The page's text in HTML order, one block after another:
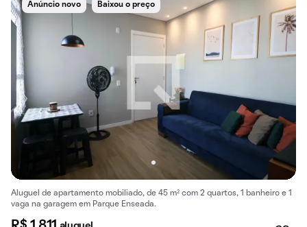
Anúncio novo Baixou o preço
Aluguel de apartamento mobiliado, de 45 m² com 2 quartos, 1 banheiro e 1
vaga na garagem em Parque Enseada.